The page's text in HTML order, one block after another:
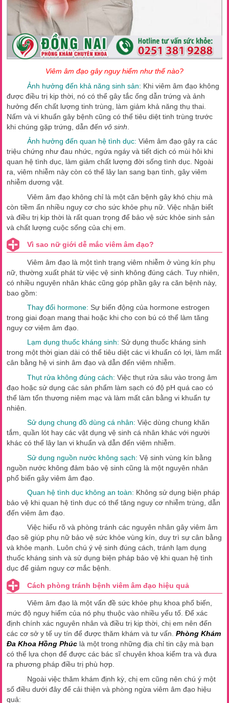
Viêm âm đạo gây nguy hiểm như thế nào?
Ảnh hưởng đến khả năng sinh sản: Khi viêm âm đạo không
được điều trị kịp thời, nó có thể gây tắc ống dẫn trứng và ảnh
hưởng đến chất lượng tinh trùng, làm giảm khả năng thụ thai.
Nấm và vi khuẩn gây bệnh cũng có thể tiêu diệt tinh trùng trước
khi chúng gặp trứng, dẫn đếnvô sinh
Ảnh hưởng đến quan hệ tình dục:Viêm âm đạo gây ra các
triệu chứng như đau nhức, ngứa ngáy và tiết dịch có mùi hôi khi
quan hệ tình dục, làm giảm chất lượng đời sống tình dục. Ngoài
ra, viêm nhiễm này còn có thể lây lan sang bạn tình, gây viêm
nhiễm dương vật.
Viêm âm đạo không chỉ là một căn bệnh gây khó chịu mà
còn tiềm ẩn nhiều nguy cơ cho sức khỏe phụ nữ. Việc nhận biết
và điều trị kịp thời là rất quan trọng để bảo vệ sức khỏe sinh sản
và chất lượng cuộc sống của chị em.
Vì sao nữ giới dễ mắc viêm âm đạo?
Viêm âm đạo là một tình trạng viêm nhiễm ở vùng kín phụ
nữ, thường xuất phát từ việc vệ sinh không đúng cách. Tuy nhiên,
có nhiều nguyên nhân khác cũng góp phần gây ra căn bệnh này,
bao gồm:
Thay đổi hormone: Sự biến động của hormone estrogen
trong giai đoạn mang thai hoặc khi cho con bú có thể làm tăng
nguy cơ viêm âm đạo.
Lạm dụng thuốc kháng sinh: Sử dụng thuốc kháng sinh
trong một thời gian dài có thể tiêu diệt các vi khuẩn có lợi, làm mất
cân bằng hệ vi sinh âm đạo và dẫn đến viêm nhiễm.
Thụt rửa không đúng cách: Việc thụt rửa sâu vào trong âm
đạo hoặc sử dụng các sản phẩm làm sạch có độ pH quá cao có
thể làm tổn thương niêm mạc và làm mất cân bằng vi khuẩn tự
nhiên.
Sử dụng chung đồ dùng cá nhân:Việc dùng chung khăn
tắm, quần lót hay các vật dụng vệ sinh cá nhân khác với người
khác có thể lây lan vi khuẩn và dẫn đến viêm nhiễm.
Sử dụng nguồn nước không sạch: Vệ sinh vùng kín bằng
nguồn nước không đảm bảo vệ sinh cũng là một nguyên nhân
phổ biến gây viêm âm đạo.
Quan hệ tình dục không an toàn: Không sử dụng biện pháp
bảo vệ khi quan hệ tình dục có thể tăng nguy cơ nhiễm trùng, dẫn
đến viêm âm đạo.
Việc hiểu rõ và phòng tránh các nguyên nhân gây viêm âm
đạo sẽ giúp phụ nữ bảo vệ sức khỏe vùng kín, duy trì sự cân bằng
và khỏe mạnh. Luôn chú ý vệ sinh đúng cách, tránh lạm dụng
thuốc kháng sinh và sử dụng biện pháp bảo vệ khi quan hệ tình
dục để giảm nguy cơ mắc bệnh.
Cách phòng tránh bệnh viêm âm đạo hiệu quả
Viêm âm đạo là một vấn đề sức khỏe phụ khoa phổ biến,
mức độ nguy hiểm của nó phụ thuộc vào nhiều yếu tố. Để xác
định chính xác nguyên nhân và điều trị kịp thời, chị em nên đến
các cơ sở y tế uy tín để được thăm khám và tư vấn.Phòng Khám
Đa Khoa Hồng Phúc là một trong những địa chỉ tin cậy mà bạn
có thể lựa chọn để được các bác sĩ chuyên khoa kiểm tra và đưa
ra phương pháp điều trị phù hợp.
Ngoài việc thăm khám định kỳ, chị em cũng nên chú ý một
số điều dưới đây để cải thiện và phòng ngừa viêm âm đạo hiệu
quả: